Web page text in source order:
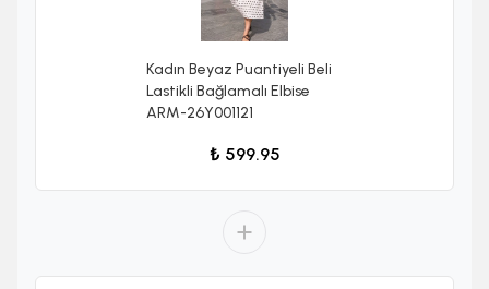
Kadın Beyaz Puantiyeli Beli
Lastikli Bağlamalı Elbise
ARM-26Y001121
₺ 599.95